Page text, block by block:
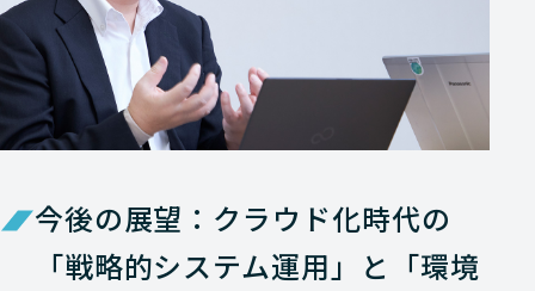
今後の展望：クラウド化時代の
「戦略的システム運用」と「環境